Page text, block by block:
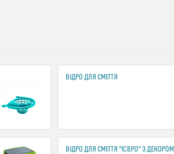
ВІДРО ДЛЯ СМІТТЯ
ВІДРО ДЛЯ СМІТТЯ "ЄВРО" З ДЕКОРОМ